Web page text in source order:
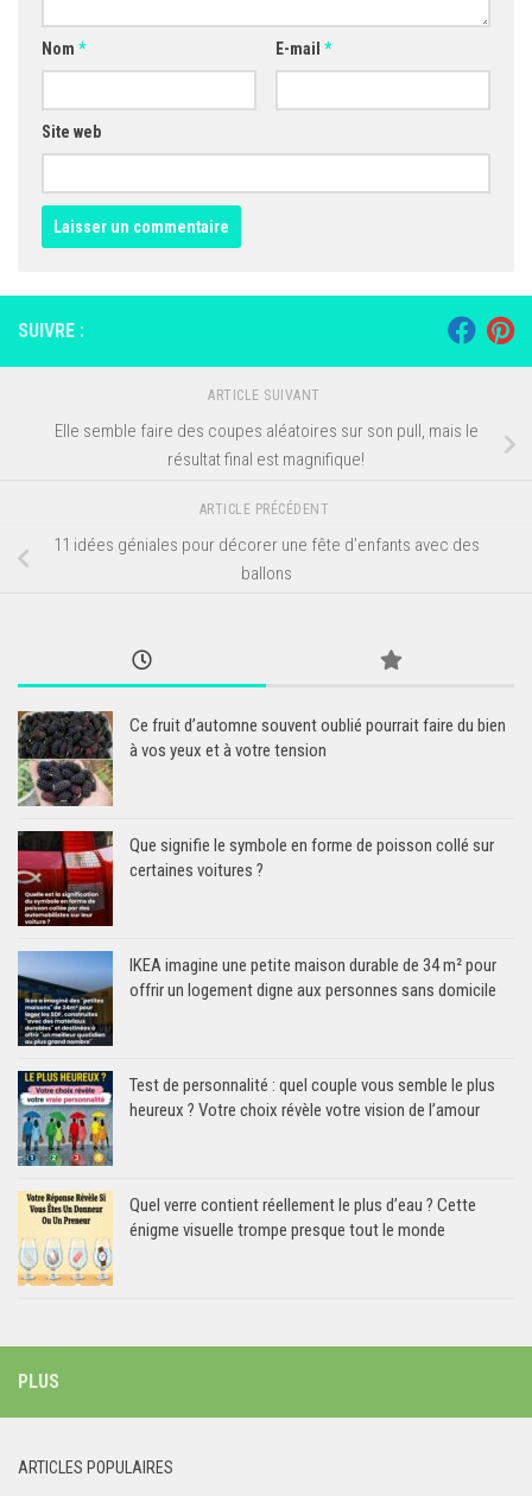
Nom * E-mail *
Site web
SUIVRE :
ARTICLE SUIVANT
Elle semble faire des coupes aléatoires sur son pull, mais le
résultat final est magnifique!
ARTICLE PRÉCÉDENT
11 idées géniales pour décorer une fête d’enfants avec des
ballons
Ce fruit d’automne souvent oublié pourrait faire du bien
à vos yeux et à votre tension
Que signifie le symbole en forme de poisson collé sur
certaines voitures ?
IKEA imagine une petite maison durable de 34 m² pour
offrir un logement digne aux personnes sans domicile
Test de personnalité : quel couple vous semble le plus
heureux ? Votre choix révèle votre vision de l’amour
Quel verre contient réellement le plus d’eau ? Cette
énigme visuelle trompe presque tout le monde
PLUS
ARTICLES POPULAIRES